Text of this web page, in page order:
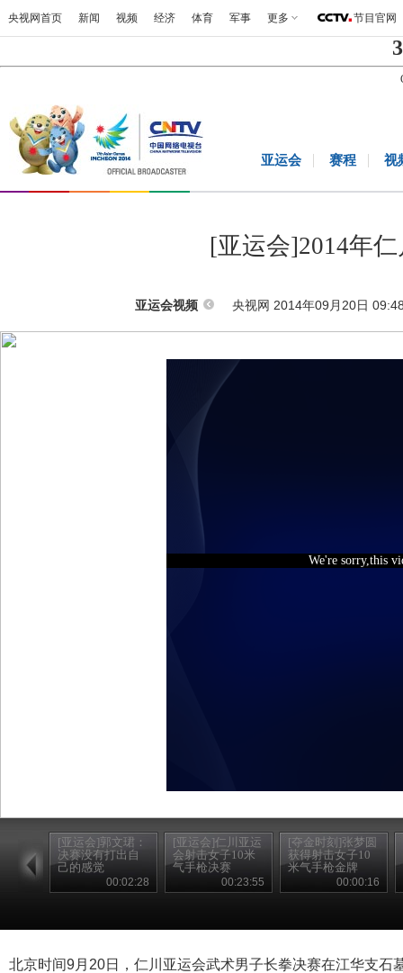
央视网首页 新闻 视频 经济 体育 军事 更多 节目官网
亚运会 赛程 视
[亚运会]2014年
亚运会视频 央视网 2014年09月20日
We're sorry,this
[亚运会]郭文珺：
决赛没有打出自
己的感觉
00:02:28
[亚运会]仁川亚运
会射击女子10米
气手枪决赛
00:23:55
[夺金时刻]张梦圆
获得射击女子10
米气手枪金牌
00:00:16
北京时间9月20日，仁川亚运会武术男子长拳决赛在江华支石